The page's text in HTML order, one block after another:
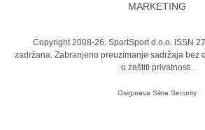
MARKETING
Copyright 2008-26. SportSport d.o.o. ISSN
zadržana. Zabranjeno preuzimanje sadržaja bez
o zaštiti privatnosti.
Osigurava Sikra Security